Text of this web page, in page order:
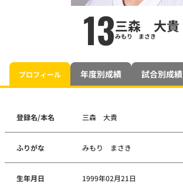
13三森 大貴
みもり まさき
プロフィール 年度別成績 試合別成績
登録名/本名 三森 大貴
ふりがな みもり まさき
生年月日 1999年02月21日